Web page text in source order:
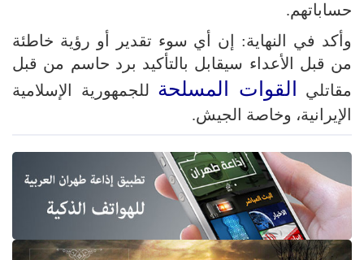
حساباتهم.
وأكد في النهاية: إن أي سوء تقدير أو رؤية خاطئة
من قبل الأعداء سيقابل بالتأكيد برد حاسم من قبل
مقاتلي
القوات المسلحة للجمهورية الإسلامية
الإيرانية، وخاصة الجيش.